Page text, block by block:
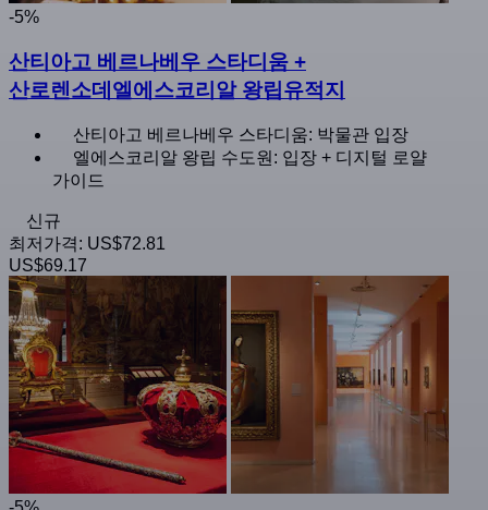
-5%
산티아고 베르나베우 스타디움 +
산로렌소데엘에스코리알 왕립유적지
산티아고 베르나베우 스타디움: 박물관 입장
엘에스코리알 왕립 수도원: 입장 + 디지털 로얄
가이드
신규
최저가격: US$72.81
US$69.17